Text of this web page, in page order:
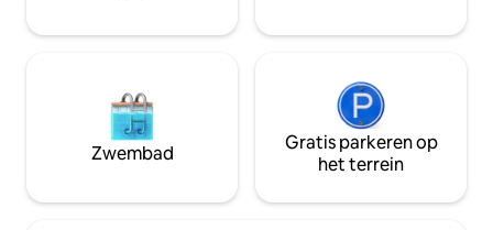
Zwembad
Gratis parkeren op
het terrein